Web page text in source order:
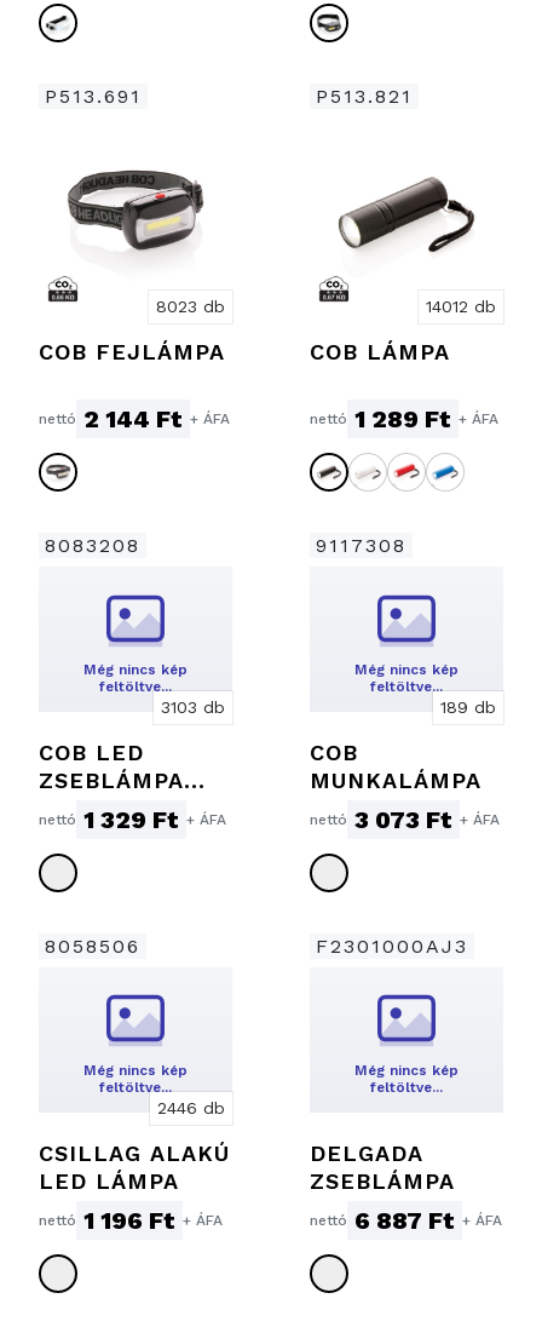
P513.691
8023 db
COB FEJLÁMPA
nettó 2 144 Ft + ÁFA
P513.821
14012 db
COB LÁMPA
nettó 1 289 Ft + ÁFA
8083208
Még nincs kép
feltöltve…
3103 db
COB LED
ZSEBLÁMPA
MÁGNESSEL
nettó 1 329 Ft + ÁFA
9117308
Még nincs kép
feltöltve…
189 db
COB
MUNKALÁMPA
nettó 3 073 Ft + ÁFA
8058506
Még nincs kép
feltöltve…
2446 db
CSILLAG ALAKÚ
LED LÁMPA
nettó 1 196 Ft + ÁFA
F2301000AJ3
Még nincs kép
feltöltve…
DELGADA
ZSEBLÁMPA
nettó 6 887 Ft + ÁFA